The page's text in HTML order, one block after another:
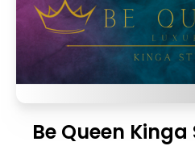
Be Queen